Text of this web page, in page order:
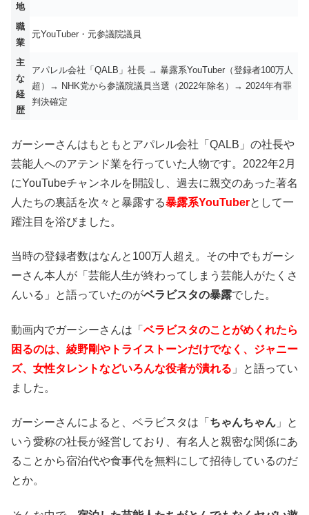
地
職
業
元YouTuber・元参議院議員
主
な
経
歴
アパレル会社「QALB」社長 → 暴露系YouTuber（登録者100万人
超）→ NHK党から参議院議員当選（2022年除名）→ 2024年有罪
判決確定
ガーシーさんはもともとアパレル会社「QALB」の社長や
芸能人へのアテンド業を行っていた人物です。2022年2月
にYouTubeチャンネルを開設し、過去に親交のあった著名
人たちの裏話を次々と暴露する暴露系YouTuberとして一
躍注目を浴びました。
当時の登録者数はなんと100万人超え。その中でもガーシ
ーさん本人が「芸能人生が終わってしまう芸能人がたくさ
んいる」と語っていたのがベラビスタの暴露でした。
動画内でガーシーさんは「 ベラビスタのことがめくれたら
困るのは、綾野剛やトライストーンだけでなく、ジャニー
ズ、女性タレントなどいろんな役者が潰れる 」と語ってい
ました。
ガーシーさんによると、ベラビスタは「 ちゃんちゃん 」と
いう愛称の社長が経営しており、有名人と親密な関係にあ
ることから宿泊代や食事代を無料にして招待しているのだ
とか。